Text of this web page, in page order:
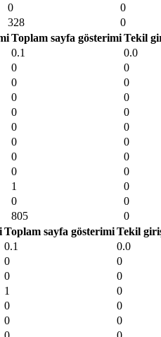
0
0
328
0
Toplam sayfa gösterimiTekil
0.1
0.0
0
0
0
0
0
0
0
0
0
0
0
0
0
0
0
0
1
0
0
0
805
0
Toplam sayfa gösterimiTekil
0.1
0.0
0
0
0
0
1
0
0
0
0
0